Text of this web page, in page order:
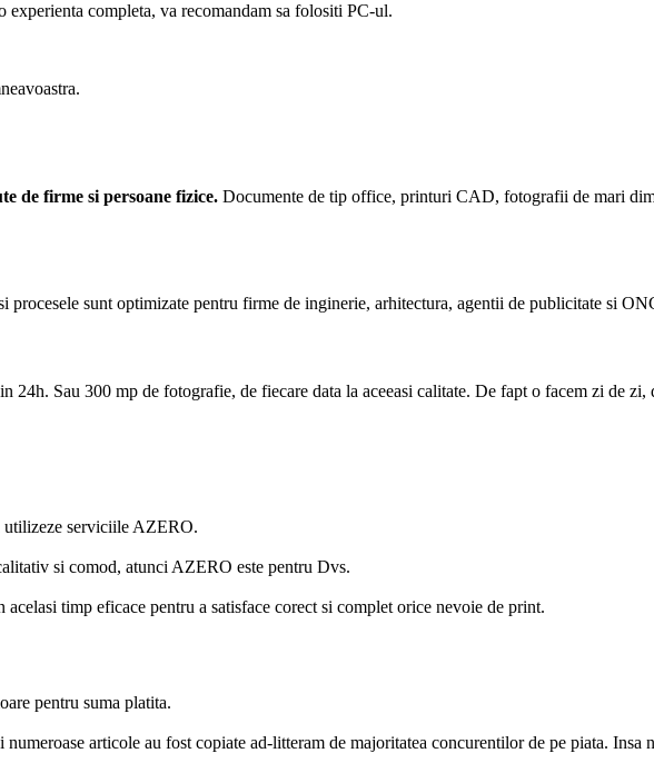
experienta completa, va recomandam sa folositi PC-ul.
de firme si persoane fizice. Documente de tip office, printuri CAD, fotografii de mari
procesele sunt optimizate pentru firme de inginerie, arhitectura, agentii de publicitate si
24h. Sau 300 mp de fotografie, de fiecare data la aceeasi calitate. De fapt o facem zi de zi,
utilizeze serviciile AZERO.
si comod, atunci AZERO este pentru Dvs.
timp eficace pentru a satisface corect si complet orice nevoie de print.
pentru suma platita.
articole au fost copiate ad-litteram de majoritatea concurentilor de pe piata.